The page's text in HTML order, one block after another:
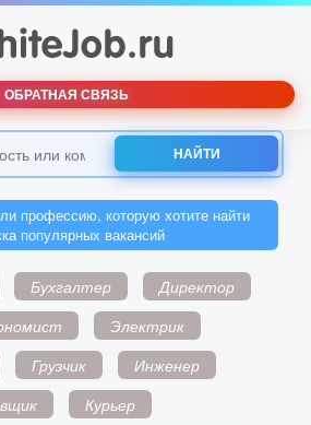
ОБРАТНАЯ СВЯЗЬ
НАЙТИ
профессию, которую хотите найти
популярных вакансий
Бухгалтер
Директор
Электрик
Грузчик
Инженер
Курьер